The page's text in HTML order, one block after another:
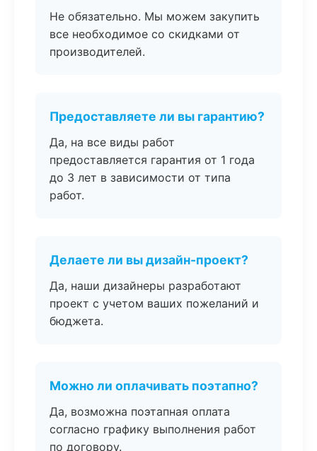
Не обязательно. Мы можем закупить
все необходимое со скидками от
производителей.
Предоставляете ли вы гарантию?
Да, на все виды работ
предоставляется гарантия от 1 года
до 3 лет в зависимости от типа
работ.
Делаете ли вы дизайн-проект?
Да, наши дизайнеры разработают
проект с учетом ваших пожеланий и
бюджета.
Можно ли оплачивать поэтапно?
Да, возможна поэтапная оплата
согласно графику выполнения работ
по договору.